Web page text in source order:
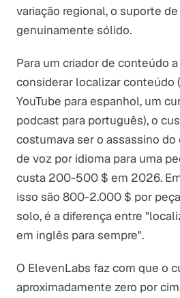
variação regional, o suporte
genuinamente sólido.
Para um criador de conteúdo
considerar localizar conteúdo
YouTube para espanhol, um
podcast para português), o
costumava ser o assassino do
de voz por idioma para uma
custa 200-500 $ em 2026.
isso são 800-2.000 $ por
solo, é a diferença entre
em inglês para sempre".
O ElevenLabs faz com que o
aproximadamente zero por